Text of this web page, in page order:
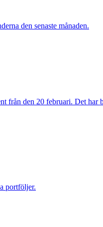
den senaste månaden.
från den 20 februari. Det har
portföljer.